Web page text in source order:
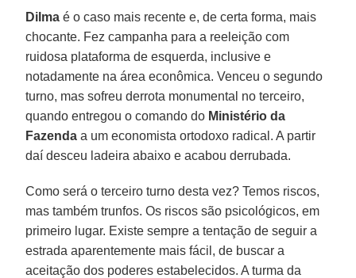
Dilma é o caso mais recente e, de certa forma, mais
chocante. Fez campanha para a reeleição com
ruidosa plataforma de esquerda, inclusive e
notadamente na área econômica. Venceu o segundo
turno, mas sofreu derrota monumental no terceiro,
quando entregou o comando do Ministério da
Fazenda a um economista ortodoxo radical. A partir
daí desceu ladeira abaixo e acabou derrubada.
Como será o terceiro turno desta vez? Temos riscos,
mas também trunfos. Os riscos são psicológicos, em
primeiro lugar. Existe sempre a tentação de seguir a
estrada aparentemente mais fácil, de buscar a
aceitação dos poderes estabelecidos. A turma da